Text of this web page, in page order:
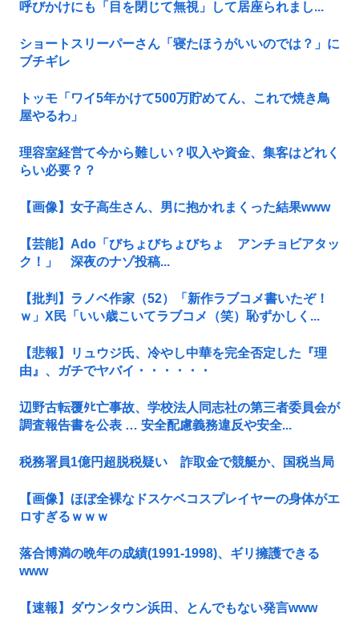
呼びかけにも「目を閉じて無視」して居座られまし...
ショートスリーパーさん「寝たほうがいいのでは？」に
ブチギレ
トッモ「ワイ5年かけて500万貯めてん、これで焼き鳥
屋やるわ」
理容室経営て今から難しい？収入や資金、集客はどれく
らい必要？？
【画像】女子高生さん、男に抱かれまくった結果www
【芸能】Ado「びちょびちょびちょ アンチョビアタッ
ク！」 深夜のナゾ投稿...
【批判】ラノベ作家（52）「新作ラブコメ書いたぞ！
ｗ」X民「いい歳こいてラブコメ（笑）恥ずかしく...
【悲報】リュウジ氏、冷やし中華を完全否定した『理
由』、ガチでヤバイ・・・・・・
辺野古転覆ﾀﾋ亡事故、学校法人同志社の第三者委員会が
調査報告書を公表 … 安全配慮義務違反や安全...
税務署員1億円超脱税疑い 詐取金で競艇か、国税当局
【画像】ほぼ全裸なドスケベコスプレイヤーの身体がエ
ロすぎるｗｗｗ
落合博満の晩年の成績(1991-1998)、ギリ擁護できる
www
【速報】ダウンタウン浜田、とんでもない発言www